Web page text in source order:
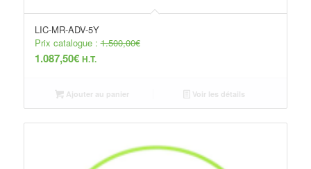
LIC-MR-ADV-5Y
Prix catalogue :1.500,00€
1.087,50€ H.T.
Ajouter au panier Voir les détails